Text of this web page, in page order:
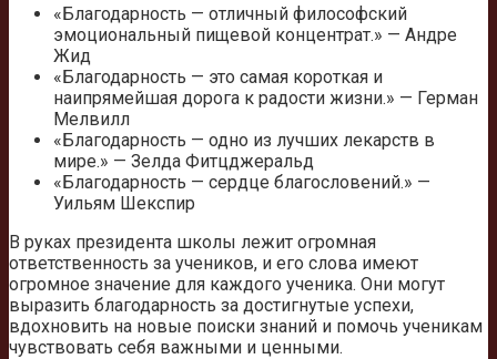
«Благодарность — отличный философский
эмоциональный пищевой концентрат.» — Андре
Жид
«Благодарность — это самая короткая и
наипрямейшая дорога к радости жизни.» — Герман
Мелвилл
«Благодарность — одно из лучших лекарств в
мире.» — Зелда Фитцджеральд
«Благодарность — сердце благословений.» —
Уильям Шекспир
В руках президента школы лежит огромная
ответственность за учеников, и его слова имеют
огромное значение для каждого ученика. Они могут
выразить благодарность за достигнутые успехи,
вдохновить на новые поиски знаний и помочь ученикам
чувствовать себя важными и ценными.